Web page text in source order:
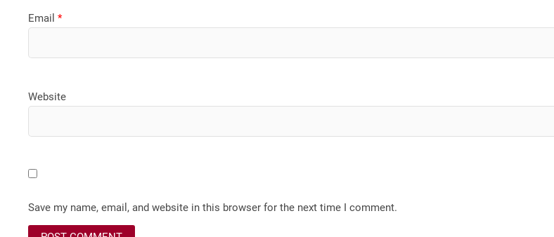
Email*
Website
Save my name, email, and website in this browser for the next time I comment.